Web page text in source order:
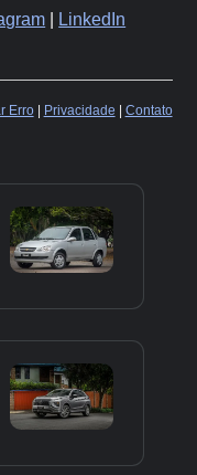
LinkedIn
Erro| Privacidade | Contato